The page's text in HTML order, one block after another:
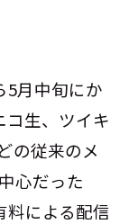
5月中旬にか
コ生、ツイキ
の従来のメ
心だった
料による配信